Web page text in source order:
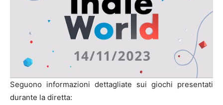
Seguono informazioni dettagliate sui giochi presentati
durante la diretta: